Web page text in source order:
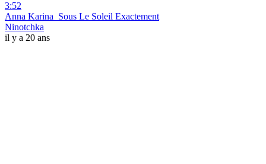
3:52
Anna Karina_Sous Le Soleil Exactement
Ninotchka
il y a 20 ans